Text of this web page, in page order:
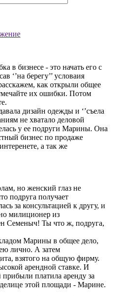
в бизнесе - это начать его с
‘’на берегу’’ условаия
как открыли общее
их ошибки. Потом
дизайн одежды и ‘’съела
не хватало деловой
у ее подруги Марины. Она
бизнес по продаже
а так же
но женский глаз не
подруга получает
за консультацией к другу, и
милиционер из
Семеныч! Ты что ж, подруга,
Марины в общее дело,
лично. А затем
взятого на общую фирму.
арендной ставке. И
платила аренду за
этой площади - Марине.